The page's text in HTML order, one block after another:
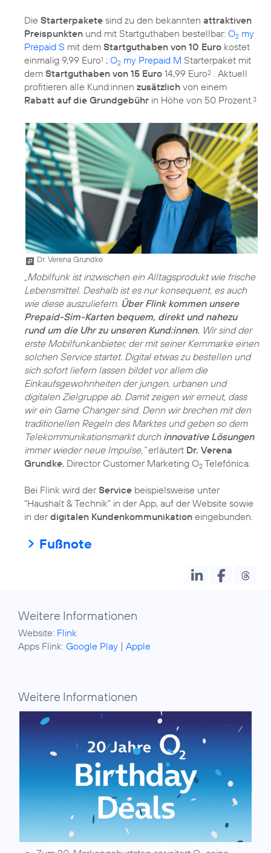
Die Starterpakete sind zu den bekannten attraktiven
Preispunkten und mit Startguthaben bestellbar: O2 my
Prepaid S mit dem Startguthaben von 10 Euro kostet
einmalig 9,99 Euro1 ; O2 my Prepaid M Starterpaket mit
dem Startguthaben von 15 Euro 14,99 Euro2
. Aktuell
profitieren alle Kund:innen zusätzlich von einem
Rabatt auf die Grundgebühr in Höhe von 50 Prozent. 3
Dr. Verena Grundke
„Mobilfunk ist inzwischen ein Alltagsprodukt wie frische
Lebensmittel. Deshalb ist es nur konsequent, es auch
wie diese auszuliefern. Über Flink kommen unsere
Prepaid-Sim-Karten bequem, direkt und nahezu
rund um die Uhr zu unseren Kund:innen. Wir sind der
erste Mobilfunkanbieter, der mit seiner Kernmarke einen
solchen Service startet. Digital etwas zu bestellen und
sich sofort liefern lassen bildet vor allem die
Einkaufsgewohnheiten der jungen, urbanen und
digitalen Zielgruppe ab. Damit zeigen wir erneut, dass
wir ein Game Changer sind. Denn wir brechen mit den
traditionellen Regeln des Marktes und geben so dem
Telekommunikationsmarkt durch innovative Lösungen
immer wieder neue Impulse,”erläutert Dr. Verena
Grundke, Director Customer Marketing O2 Telefónica.
Bei Flink wird derService beispielsweise unter
“Haushalt & Technik” in der App, auf der Website sowie
in derdigitalen Kundenkommunikation eingebunden.
Fußnote
Weitere Informationen
Website: Flink
Apps Flink: Google Play | Apple
Weitere Informationen